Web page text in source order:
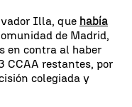
Illa, que había
de Madrid,
en contra al haber
CCAA restantes, por
colegiada y